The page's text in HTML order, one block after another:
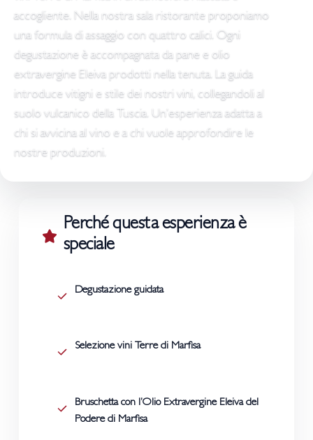
accogliente. Nella nostra sala ristorante proponiamo
una formula di assaggio con quattro calici. Ogni
degustazione è accompagnata da pane e olio
extravergine Eleiva prodotti nella tenuta. La guida
introduce vitigni e stile dei nostri vini, collegandoli al
suolo vulcanico della Tuscia. Un’esperienza adatta a
chi si avvicina al vino e a chi vuole approfondire le
nostre produzioni.
Perché questa esperienza è
speciale
Degustazione guidata
Selezione vini Terre di Marfisa
Bruschetta con l’Olio Extravergine Eleiva del
Podere di Marfisa